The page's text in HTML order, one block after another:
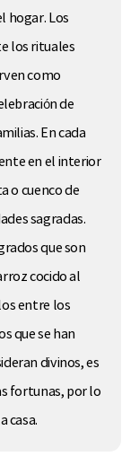
hogar. Los
los rituales
como
de
En cada
en el interior
o cuenco de
sagradas.
que son
cocido al
entre los
que se han
divinos, es
fortunas, por lo
casa.